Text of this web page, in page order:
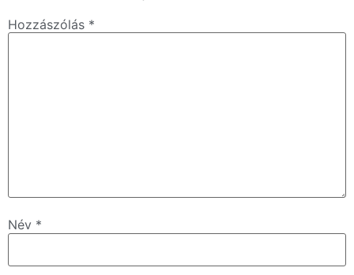
Hozzászólás *
Név *